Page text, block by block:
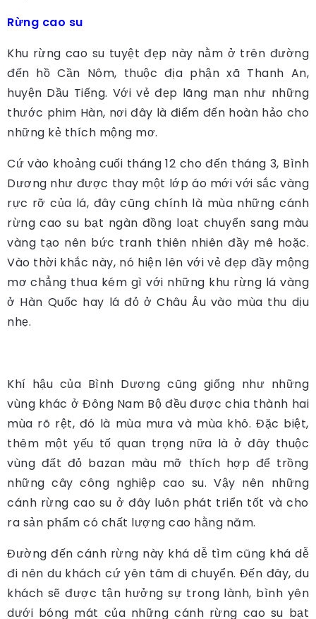
Rừng cao su
Khu rừng cao su tuyệt đẹp này nằm ở trên đường
đến hồ Cần Nôm, thuộc địa phận xã Thanh An,
huyện Dầu Tiếng. Với vẻ đẹp lãng mạn như những
thước phim Hàn, nơi đây là điểm đến hoàn hảo cho
những kẻ thích mộng mơ.
Cứ vào khoảng cuối tháng 12 cho đến tháng 3, Bình
Dương như được thay một lớp áo mới với sắc vàng
rực rỡ của lá, đây cũng chính là mùa những cánh
rừng cao su bạt ngàn đồng loạt chuyển sang màu
vàng tạo nên bức tranh thiên nhiên đầy mê hoặc.
Vào thời khắc này, nó hiện lên với vẻ đẹp đầy mộng
mơ chẳng thua kém gì với những khu rừng lá vàng
ở Hàn Quốc hay lá đỏ ở Châu Âu vào mùa thu dịu
nhẹ.
Khí hậu của Bình Dương cũng giống như những
vùng khác ở Đông Nam Bộ đều được chia thành hai
mùa rõ rệt, đó là mùa mưa và mùa khô. Đặc biệt,
thêm một yếu tố quan trọng nữa là ở đây thuộc
vùng đất đỏ bazan màu mỡ thích hợp để trồng
những cây công nghiệp cao su. Vậy nên những
cánh rừng cao su ở đây luôn phát triển tốt và cho
ra sản phẩm có chất lượng cao hằng năm.
Đường đến cánh rừng này khá dễ tìm cũng khá dễ
đi nên du khách cứ yên tâm di chuyển. Đến đây, du
khách sẽ được tận hưởng sự trong lành, bình yên
dưới bóng mát của những cánh rừng cao su bạt